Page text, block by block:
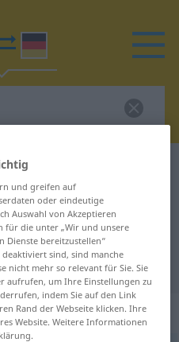
Übersetzung
Übersetzung
und greifen auf
oder eindeutige
Auswahl von Akzeptieren
für die unter „Wir und unsere
Dienste bereitzustellen“
sind, sind manche
nicht mehr so relevant für Sie. Sie
aufrufen, um Ihre Einstellungen zu
indem Sie auf den Link
Rand der Webseite klicken. Ihre
Website. Weitere Informationen